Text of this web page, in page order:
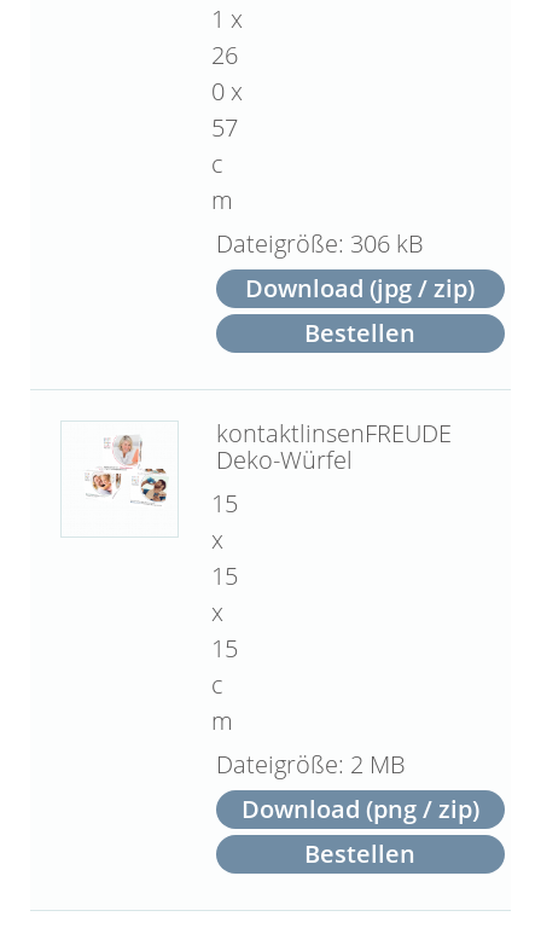
1 x
26
0 x
57
c
m
306 kB
Download (jpg / zip)
Bestellen
kontaktlinsenFREUDE
Deko-Würfel
15
x
15
x
15
c
m
2 MB
Download (png / zip)
Bestellen